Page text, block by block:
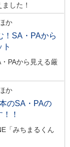
した！
か
！SA・PAから
PAから見える厳
か
のSA・PAの
！
「みちまるくん